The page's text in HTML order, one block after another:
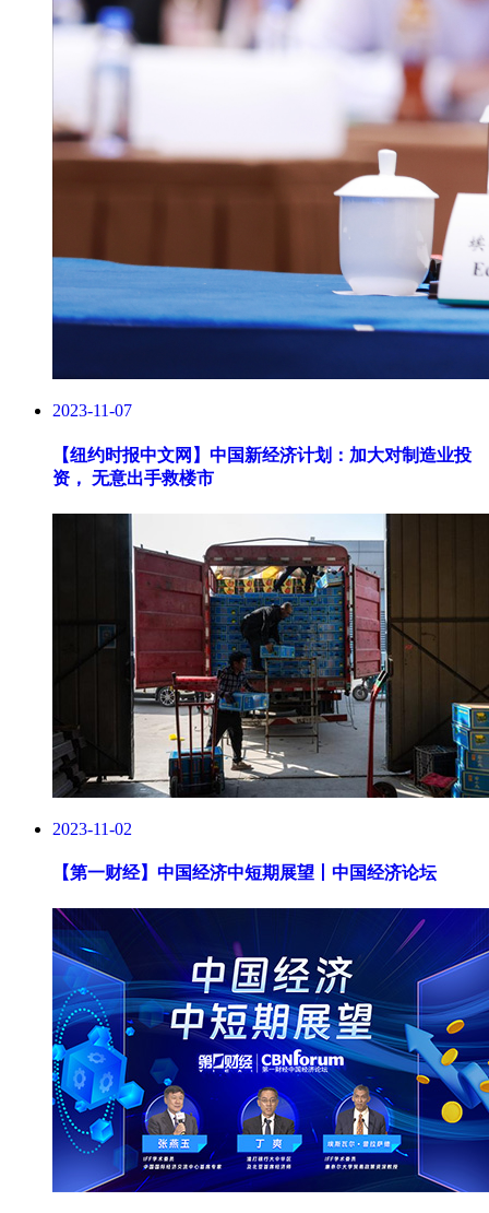
2023-11-07
【纽约时报中文网】 中国新经济计划：加大对制造业投
资， 无意出手救楼市
2023-11-02
【第一财经】 中国经济中短期展望丨中国经济论坛